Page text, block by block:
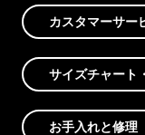
カスタマーサー
サイズチャート
お手入れと修理